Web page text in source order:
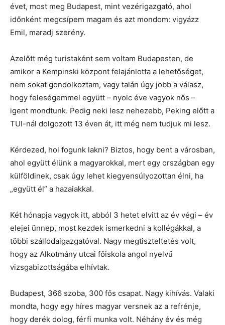
évet, most meg Budapest, mint vezérigazgató, ahol
időnként megcsípem magam és azt mondom: vigyázz
Emil, maradj szerény.
Azelőtt még turistaként sem voltam Budapesten, de
amikor a Kempinski központ felajánlotta a lehetőséget,
nem sokat gondolkoztam, vagy talán úgy jobb a válasz,
hogy feleségemmel együtt – nyolc éve vagyok nős –
igent mondtunk. Pedig neki lesz nehezebb, Peking előtt a
TUI-nál dolgozott 13 éven át, itt még nem tudjuk mi lesz.
Kérdezed, hol fogunk lakni? Biztos, hogy bent a városban,
ahol együtt élünk a magyarokkal, mert egy országban egy
külföldinek, csak úgy lehet kiegyensúlyozottan élni, ha
„együtt él” a hazaiakkal.
Két hónapja vagyok itt, abból 3 hetet elvitt az év végi – év
elejei ünnep, most kezdek ismerkedni a kollégákkal, a
többi szállodaigazgatóval. Nagy megtiszteltetés volt,
hogy az Alkotmány utcai főiskola angol nyelvű
vizsgabizottságába elhívtak.
Budapest, 366 szoba, 300 fős csapat. Nagy kihívás. Valaki
mondta, hogy egy híres magyar versnek az a refrénje,
hogy derék dolog, férfi munka volt. Néhány év és még